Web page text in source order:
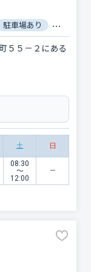
駐車場あり バリア
５５－２にある
土 日
08:30
〜
12:00